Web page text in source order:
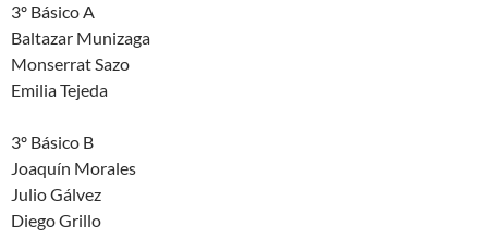
3º Básico A
Baltazar Munizaga
Monserrat Sazo
Emilia Tejeda
3º Básico B
Joaquín Morales
Julio Gálvez
Diego Grillo